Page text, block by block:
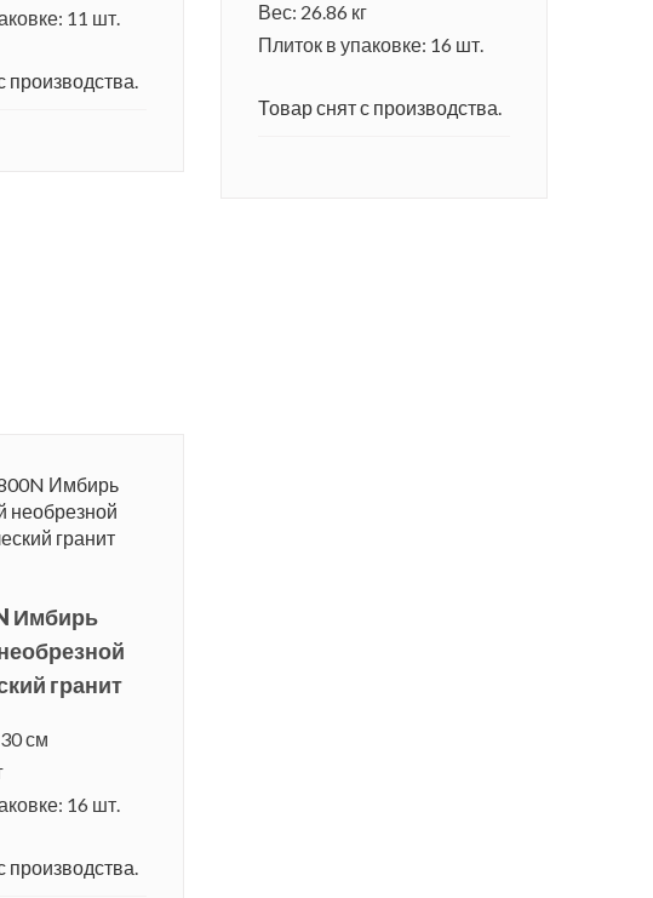
11 шт.
производства.
Вес: 26.86 кг
Плиток в упаковке: 16 шт.
Товар снят с производства.
Имбирь
гранит
см
16 шт.
производства.